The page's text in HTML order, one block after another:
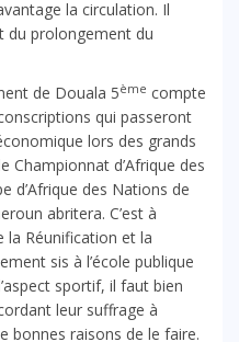
la circulation. Il
du prolongement du
de Douala 5ème compte
qui passeront
lors des grands
Championnat d’Afrique des
d’Afrique des Nations de
abritera. C’est à
la Réunification et la
sis à l’école publique
sportif, il faut bien
leur suffrage à
bonnes raisons de le faire.